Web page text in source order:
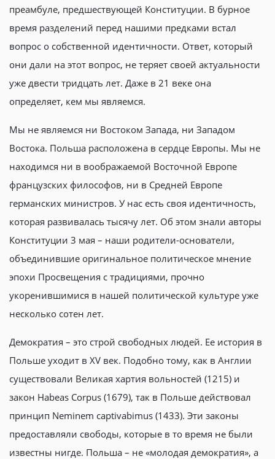
преамбуле, предшествующей Конституции. В бурное
время разделений перед нашими предками встал
вопрос о собственной идентичности. Ответ, который
они дали на этот вопрос, не теряет своей актуальности
уже двести тридцать лет. Даже в 21 веке она
определяет, кем мы являемся.
Мы не являемся ни Востоком Запада, ни Западом
Востока. Польша расположена в сердце Европы. Мы не
находимся ни в воображаемой Восточной Европе
французских философов, ни в Средней Европе
германских министров. У нас есть своя идентичность,
которая развивалась тысячу лет. Об этом знали авторы
Конституции 3 мая – наши родители-основатели,
объединившие оригинальное политическое мнение
эпохи Просвещения с традициями, прочно
укоренившимися в нашей политической культуре уже
несколько сотен лет.
Демократия – это строй свободных людей. Ее история в
Польше уходит в XV век. Подобно тому, как в Англии
существовали Великая хартия вольностей (1215) и
закон Habeas Corpus (1679), так в Польше действовал
принцип Neminem captivabimus (1433). Эти законы
предоставляли свободы, которые в то время не были
известны нигде. Польша – не «молодая демократия», а